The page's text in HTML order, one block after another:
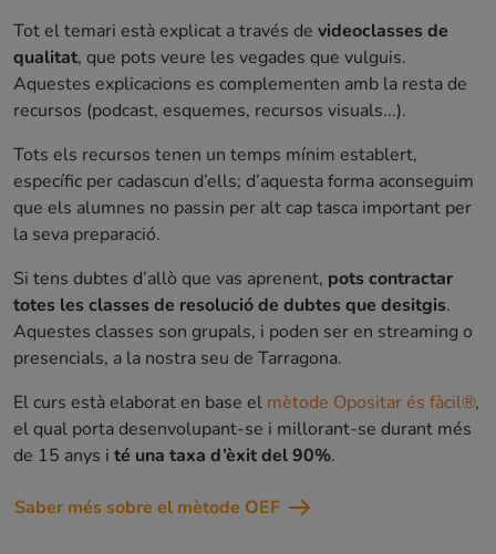
Tot el temari està explicat a través de videoclasses de
qualitat, que pots veure les vegades que vulguis.
Aquestes explicacions es complementen amb la resta de
recursos (podcast, esquemes, recursos visuals...).
Tots els recursos tenen un temps mínim establert,
específic per cadascun d’ells; d’aquesta forma aconseguim
que els alumnes no passin per alt cap tasca important per
la seva preparació.
Si tens dubtes d’allò que vas aprenent, pots contractar
totes les classes de resolució de dubtes que desitgis.
Aquestes classes son grupals, i poden ser en streaming o
presencials, a la nostra seu de Tarragona.
El curs està elaborat en base el mètode Opositar és fàcil®,
el qual porta desenvolupant-se i millorant-se durant més
de 15 anys i té una taxa d’èxit del 90%.
Saber més sobre el mètode OEF